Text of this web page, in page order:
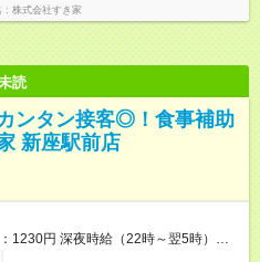
株式会社すき家
読
ンタン接客◎！食事補助
新座駅前店
1230円 深夜時給（22時～翌5時）：
00-9：